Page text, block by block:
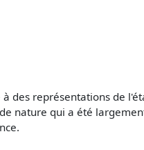
des représentations de
nature qui a été